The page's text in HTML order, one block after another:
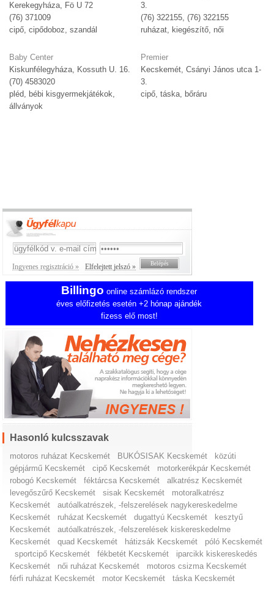
Kerekegyháza, Fö U 72
(76) 371009
cipő, cipődoboz, szandál
Baby Center
Kiskunfélegyháza, Kossuth U. 16.
(70) 4583020
pléd, bébi kisgyermekjátékok,
állványok
3.
(76) 322155, (76) 322155
ruházat, kiegészítő, női
Premier
Kecskemét, Csányi János utca 1-
3.
cipő, táska, bőráru
Ingyenes regisztráció » Elfelejtett jelszó »
Billingo online számlázó rendszer
éves előfizetés esetén +2 hónap ajándék
fizess elő most!
Hasonló kulcsszavak
motoros ruházat Kecskemét BUKÓSISAK Kecskemét
közúti
gépjármű Kecskemét
cipő Kecskemét
motorkerékpár Kecskemét
robogó Kecskemét
féktárcsa Kecskemét
alkatrész Kecskemét
levegőszűrő Kecskemét
sisak Kecskemét
motoralkatrész
Kecskemét
autóalkatrészek, -felszerelések nagykereskedelme
Kecskemét
ruházat Kecskemét dugattyú Kecskemét
kesztyű
Kecskemét
autóalkatrészek, -felszerelések kiskereskedelme
Kecskemét
quad Kecskemét hátizsák Kecskemét
póló Kecskemét
sportcipő Kecskemét
fékbetét Kecskemét
iparcikk kiskereskedés
Kecskemét
női ruházat Kecskemét
motoros csizma Kecskemét
férfi ruházat Kecskemét
motor Kecskemét táska Kecskemét